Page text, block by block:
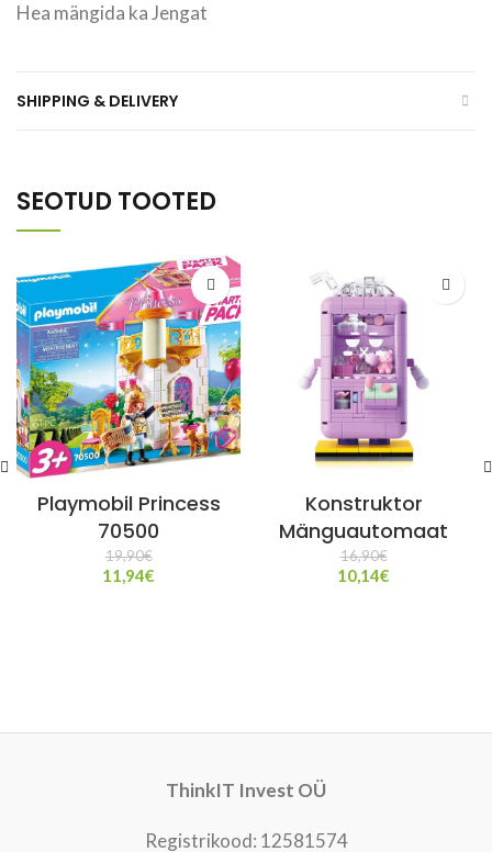
Hea mängida ka Jengat
SHIPPING & DELIVERY
SEOTUD TOOTED
Playmobil Princess
70500
19,90€
11,94€
Konstruktor
Mänguautomaat
16,90€
10,14€
ThinkIT Invest OÜ
Registrikood: 12581574